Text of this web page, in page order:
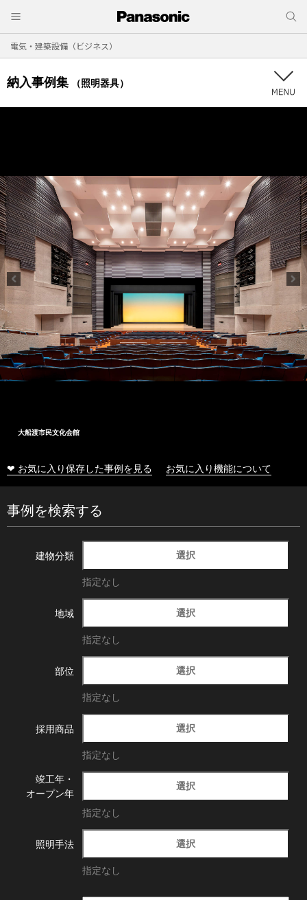
電気・建築設備（ビジネス）
納入事例集 （照明器具）
大船渡市民文化会館
❤ お気に入り保存した事例を見る お気に入り機能について
事例を検索する
建物分類 選択
指定なし
地域 選択
指定なし
部位 選択
指定なし
採用商品 選択
指定なし
竣工年・
オープン年
選択
指定なし
照明手法 選択
指定なし